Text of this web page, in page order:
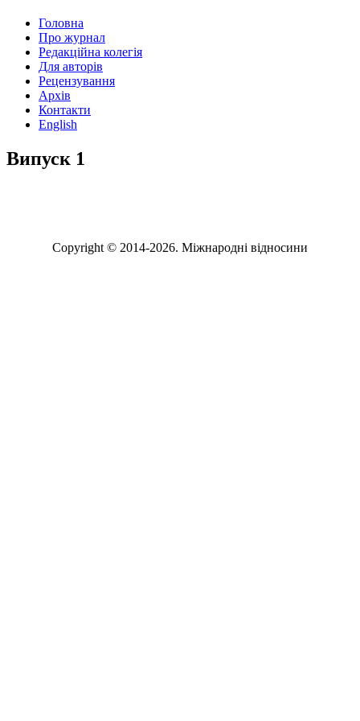
Головна
Про журнал
Редакційна колегія
Для авторів
Рецензування
Архів
Контакти
English
Випуск 1
Copyright © 2014-2026. Міжнародні відносини